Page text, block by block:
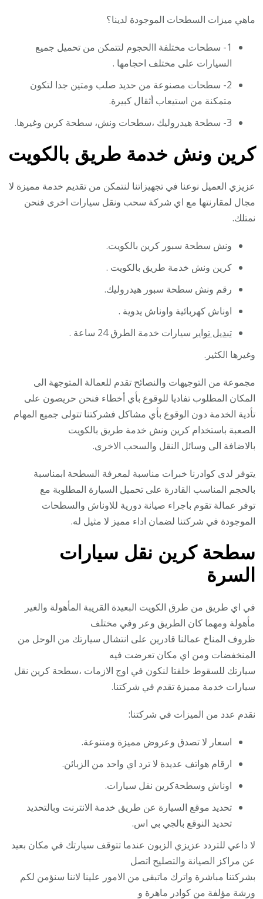
ماهي ميزات السطحات الموجودة لدينا؟
1- سطحات مختلفة االحجوم لتتمكن من تحميل جميع
السيارات على مختلف احجامها .
2- سطحات مصنوعة من حديد صلب ومتين جدا لتكون
متمكنة من استيعاب أثقال كبيرة.
3- سطحة هيدروليك ،سطحات ونش، سطحة كرين وغيرها.
كرين ونش خدمة طريق بالكويت
عزيزي العميل نوعنا في تجهيزاتنا لنتمكن من تقديم خدمة مميزة لا
مجال لمقارنتها مع اي شركة سحب ونقل سيارات اخرى فنحن
نمتلك.
ونش سطحة سبور كرين بالكويت.
كرين ونش خدمة طريق بالكويت .
رقم ونش سطحة سبور هيدروليك.
اوناش كهربائية واوناش يدوية .
تبديل تواير سيارات خدمة الطرق 24 ساعة .
وغيرها الكثير.
مجموعة من التوجيهات والنصائح تقدم للعمالة المتوجهة الى
المكان المطلوب تفاديا للوقوع بأي أخطاء فنحن حريصون على
تأدية الخدمة دون الوقوع بأي مشاكل فشركتنا تتولى جميع المهام
الصعبة باستخدام كرين ونش خدمة طريق بالكويت
بالاضافة الى وسائل النقل والسحب الاخرى.
يتوفر لدى كوادرنا خبرات مناسبة لمعرفة السطحة ابمناسبة
بالحجم المناسب القادرة على تحميل السيارة المطلوبة مع
توفر عمالة تقوم باجراء صيانة دورية للاوناش والسطحات
الموجودة في شركتنا لضمان اداء مميز لا مثيل له.
سطحة كرين نقل سيارات
السرة
في اي طريق من طرق الكويت البعيدة القريبة المأهولة والغير
مأهولة ومهما كان الطريق وعر وفي مختلف
ظروف المناخ عمالنا قادرين على انتشال سيارتك من الوحل من
المنخفضات ومن اي مكان تعرضت فيه
سيارتك للسقوط خلقتا لنكون في اوج الازمات ،سطحة كرين نقل
سيارات خدمة مميزة تقدم في شركتنا.
نقدم عدد من الميزات في شركتنا:
اسعار لا تصدق وعروض مميزة ومتنوعة.
ارقام هواتف عديدة لا ترد اي واحد من الزبائن.
اوناش وسطحةكرين نقل سيارات.
تحديد موقع السيارة عن طريق خدمة الانترنت وبالتحديد
تحديد النوقع بالجي بي اس.
لا داعي للتردد عزيزي الزبون عندما تتوقف سيارتك في مكان بعيد
عن مراكز الصيانة والتصليح اتصل
بشركتنا مباشرة واترك ماتبقى من الامور علينا لاننا سنؤمن لكم
ورشة مؤلفة من كوادر ماهرة و